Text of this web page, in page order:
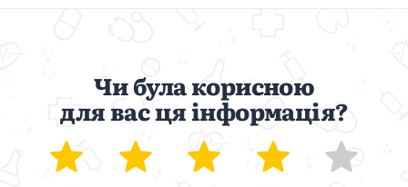
Чи була корисною
для вас ця інформація?